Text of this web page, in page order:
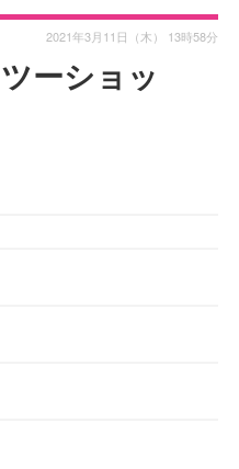
ーショッ
2021年3月11日（木） 13時58分